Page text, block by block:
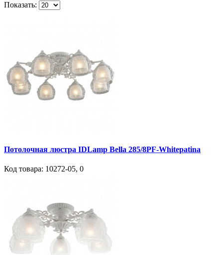
Показать:
Потолочная люстра IDLamp Bella 285/8PF-Whitepatina
Код товара: 10272-05, 0